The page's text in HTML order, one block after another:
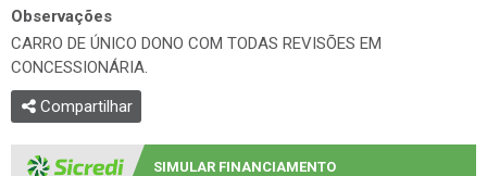
Observações
CARRO DE ÚNICO DONO COM TODAS REVISÕES EM
CONCESSIONÁRIA.
Compartilhar
SIMULAR FINANCIAMENTO